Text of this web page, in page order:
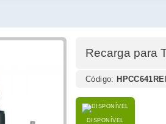
Recarga para
Código:
DISPONÍVEL